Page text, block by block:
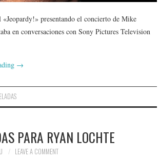
presentando el concierto de Mike
en conversaciones con Sony Pictures Television
→
PARA RYAN LOCHTE
LEAVE A COMMENT